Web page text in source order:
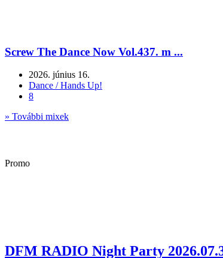
Screw The Dance Now Vol.437. m ...
2026. június 16.
Dance / Hands Up!
8
» További mixek
Promo
DFM RADIO Night Party